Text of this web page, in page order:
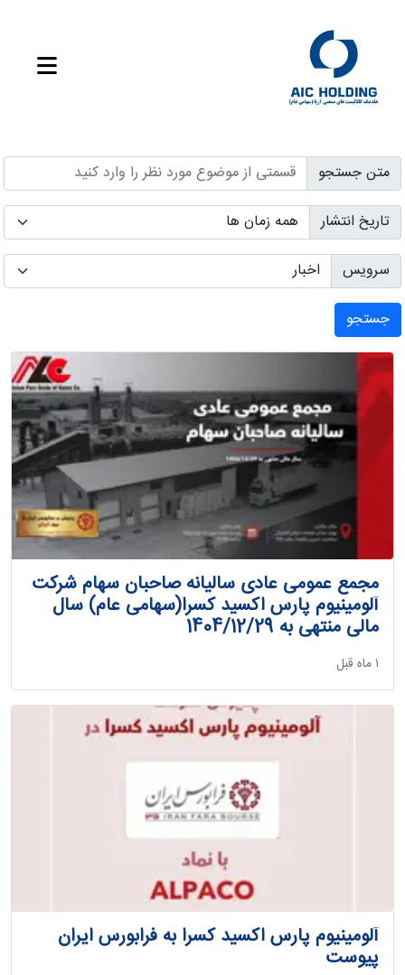
متن جستجو
تاریخ انتشار
سرویس
جستجو
مجمع عمومی عادی سالیانه صاحبان سهام شرکت
آلومینیوم پارس اکسید کسرا(سهامی عام) سال
مالی منتهی به 1404/12/29
‫۱ ماه قبل
آلومینیوم پارس اکسید کسرا به فرابورس ایران
پیوست